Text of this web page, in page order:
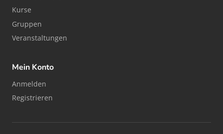
Kurse
Gruppen
Veranstaltungen
Mein Konto
Anmelden
Registrieren